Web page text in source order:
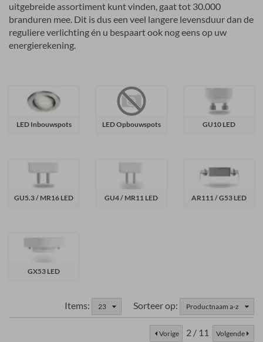
uitgebreide assortiment kunt vinden, gaat tot 30.000
branduren mee. Dit is dus een veel langere levensduur dan de
reguliere verlichting én u bespaart ook nog eens op uw
energierekening.
LED Inbouwspots LED Opbouwspots GU10 LED
GU5.3 / MR16 LED GU4 / MR11 LED AR111 / G53 LED
GX53 LED
Sorteer op: Productnaam a-z
Items: 23
Vorige 2 / 11 Volgende